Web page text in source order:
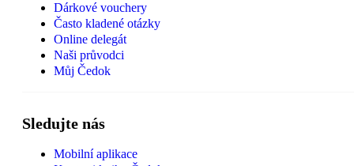
Dárkové vouchery
Často kladené otázky
Online delegát
Naši průvodci
Můj Čedok
Sledujte nás
Mobilní aplikace